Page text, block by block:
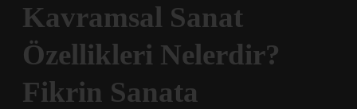
Kavramsal Sanat
Özellikleri Nelerdir?
Fikrin Sanata